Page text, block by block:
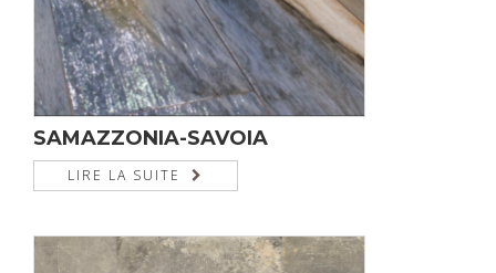
SAMAZZONIA-SAVOIA
LIRE LA SUITE